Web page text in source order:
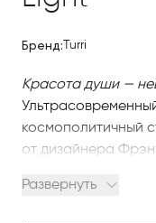
Бренд: Turri
Красота души —
космополитичный
от дизайнера
практически всех
Развернуть